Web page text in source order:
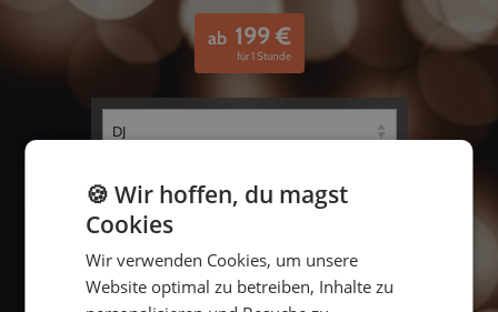
ab 199€
für 1 Stunde
bis
🍪 Wir hoffen, du magst
Cookies
Wir verwenden Cookies, um unsere
Website optimal zu betreiben, Inhalte zu